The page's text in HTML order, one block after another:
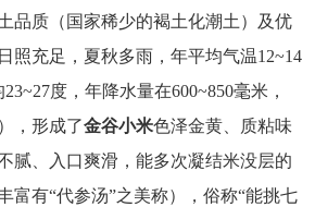
品质（国家稀少的褐土化潮土）及优
照充足，夏秋多雨，年平均气温12~14
度，年降水量在600~850毫米，
，形成了金谷小米色泽金黄、质粘味
腻、入口爽滑，能多次凝结米没层的
富有“代参汤”之美称），俗称“能挑七